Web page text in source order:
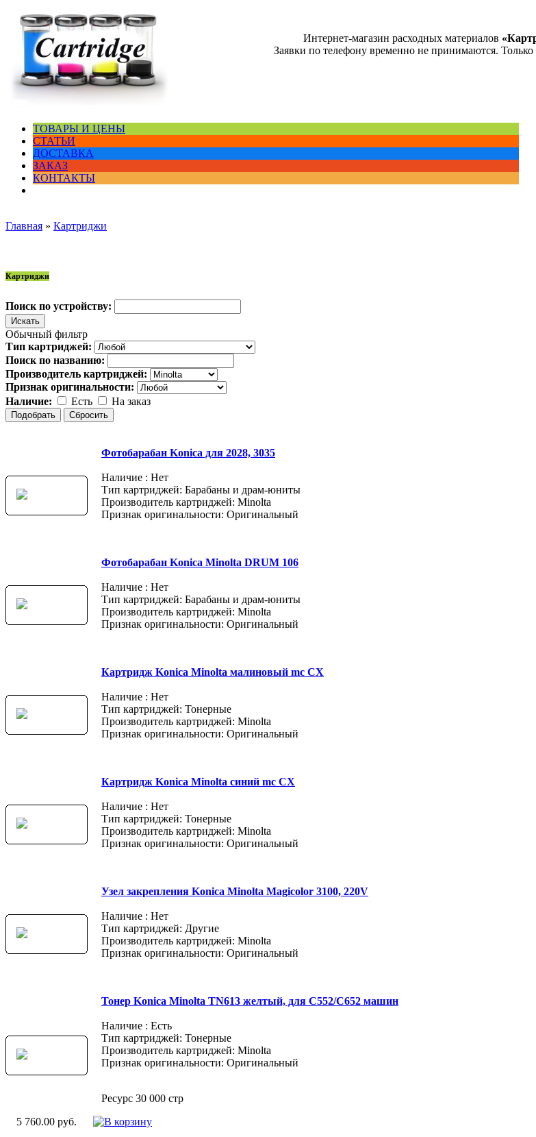
Интернет-магазин расходных материалов
Заявки по телефону временно не принимаются. Только
ТОВАРЫ И ЦЕНЫ
СТАТЬИ
ДОСТАВКА
ЗАКАЗ
КОНТАКТЫ
Главная » Картриджи
Картриджи
Поиск по устройству:
Обычный фильтр
Тип картриджей:
Поиск по названию:
Производитель картриджей:
Признак оригинальности:
Наличие:
Есть На заказ
Фотобарабан Konica для 2028, 3035
Наличие : Нет
Тип картриджей: Барабаны и драм-юниты
Производитель картриджей: Minolta
Признак оригинальности: Оригинальный
Фотобарабан Konica Minolta DRUM 106
Наличие : Нет
Тип картриджей: Барабаны и драм-юниты
Производитель картриджей: Minolta
Признак оригинальности: Оригинальный
Картридж Konica Minolta малиновый mc CX
Наличие : Нет
Тип картриджей: Тонерные
Производитель картриджей: Minolta
Признак оригинальности: Оригинальный
Картридж Konica Minolta синий mc CX
Наличие : Нет
Тип картриджей: Тонерные
Производитель картриджей: Minolta
Признак оригинальности: Оригинальный
Узел закрепления Konica Minolta Magicolor 3100, 220V
Наличие : Нет
Тип картриджей: Другие
Производитель картриджей: Minolta
Признак оригинальности: Оригинальный
Тонер Konica Minolta TN613 желтый, для С552/C652 машин
Наличие : Есть
Тип картриджей: Тонерные
Производитель картриджей: Minolta
Признак оригинальности: Оригинальный
Ресурс 30 000 стр
5 760.00 руб.